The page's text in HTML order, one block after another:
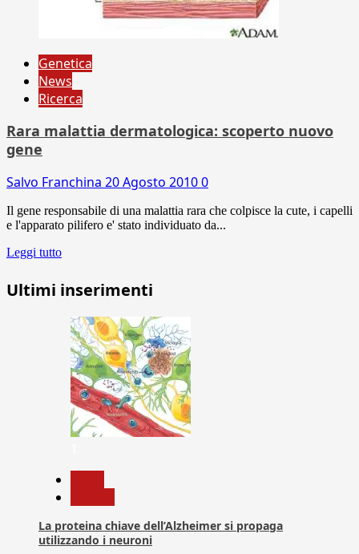
Genetica
News
Ricerca
Rara malattia dermatologica: scoperto nuovo
gene
Salvo Franchina 20 Agosto 20100
Il gene responsabile di una malattia rara che colpisce la cute, i capelli
e l'apparato pilifero e' stato individuato da...
Leggi tutto
Ultimi inserimenti
La proteina chiave dell’Alzheimer si propaga
utilizzando i neuroni